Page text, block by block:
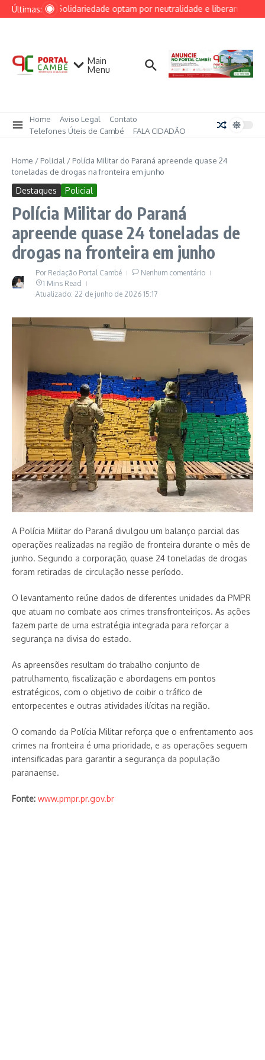
Ir para o conteúdo
Últimas:PRD e Solidariedade optam por neutralidade e liberam
Main
Menu
Home Aviso Legal
Contato
Telefones Úteis de Cambé
FALA CIDADÃO
Home / Policial / Polícia Militar do Paraná apreende quase 24
toneladas de drogas na fronteira em junho
Destaques Policial
Polícia Militar do Paraná
apreende quase 24 toneladas de
drogas na fronteira em junho
Por Redação Portal Cambé
Nenhum comentário
1 Mins Read
Atualizado: 22 de junho de 2026 15:17
A Polícia Militar do Paraná divulgou um balanço parcial das
operações realizadas na região de fronteira durante o mês de
junho. Segundo a corporação, quase 24 toneladas de drogas
foram retiradas de circulação nesse período.
O levantamento reúne dados de diferentes unidades da PMPR
que atuam no combate aos crimes transfronteiriços. As ações
fazem parte de uma estratégia integrada para reforçar a
segurança na divisa do estado.
As apreensões resultam do trabalho conjunto de
patrulhamento, fiscalização e abordagens em pontos
estratégicos, com o objetivo de coibir o tráfico de
entorpecentes e outras atividades ilícitas na região.
O comando da Polícia Militar reforça que o enfrentamento aos
crimes na fronteira é uma prioridade, e as operações seguem
intensificadas para garantir a segurança da população
paranaense.
Fonte: www.pmpr.pr.gov.br